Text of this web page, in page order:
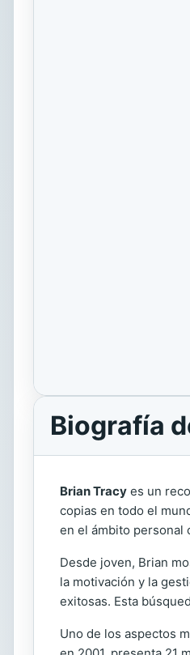
Biografía
Brian Tracy es un
copias en todo el
en el ámbito personal
Desde joven, Brian
la motivación y la
exitosas. Esta
Uno de los aspectos